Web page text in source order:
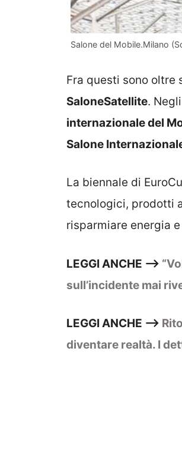
Salone del Mobile.Milano
Fra questi sono oltre
SaloneSatellite.
internazionale del
Salone
La biennale di
tecnologici, prodotti
risparmiare energia
LEGGI ANCHE —>
sull’incidente mai
LEGGI ANCHE —>
diventare realtà. I